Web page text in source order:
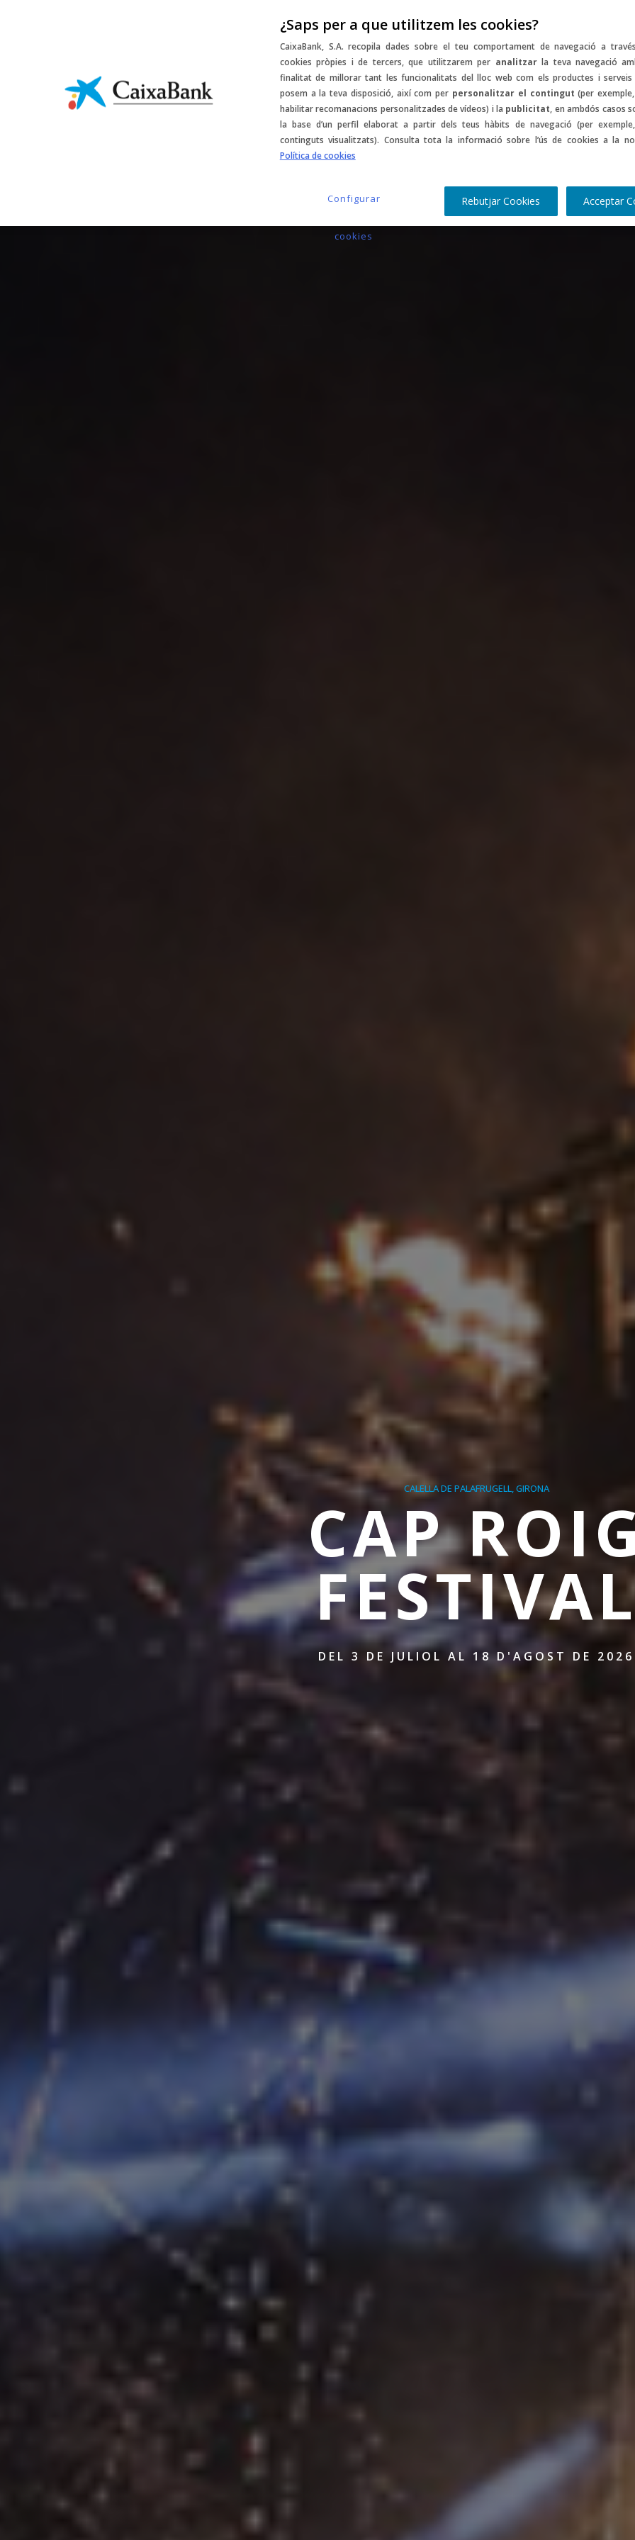
¿Saps per a que utilitzem les cookies?
CaixaBank, S.A. recopila dades sobre el teu comportament de navegació a
cookies pròpies i de tercers, que utilitzarem per analitzarla teva navegació
finalitat de millorar tant les funcionalitats del lloc web com els productes i serveis
posem a la teva disposició, així com per personalitzar el contingut (per
habilitar recomanacions personalitzades de vídeos) i la publicitat, en ambdós casos
la base d’un perfil elaborat a partir dels teus hàbits de navegació (per
continguts visualitzats). Consulta tota la informació sobre l’ús de cookies a la
Política de cookies
Configurar
cookies
Rebutjar Cookies Acceptar
Sorteigs i descomptes Music Sports Gastro
CALELLA DE PALAFRUGELL, GIRONA
CAP
DEL 3 DE JULIOL AL 18 D'AGOST DE 2026